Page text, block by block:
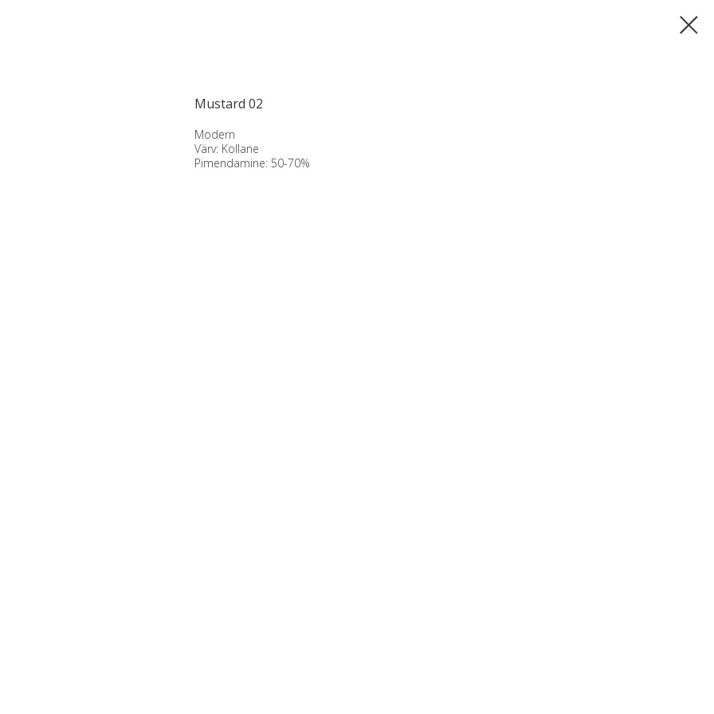
Mustard 02
Modern
Värv: Kollane
Pimendamine: 50-70%